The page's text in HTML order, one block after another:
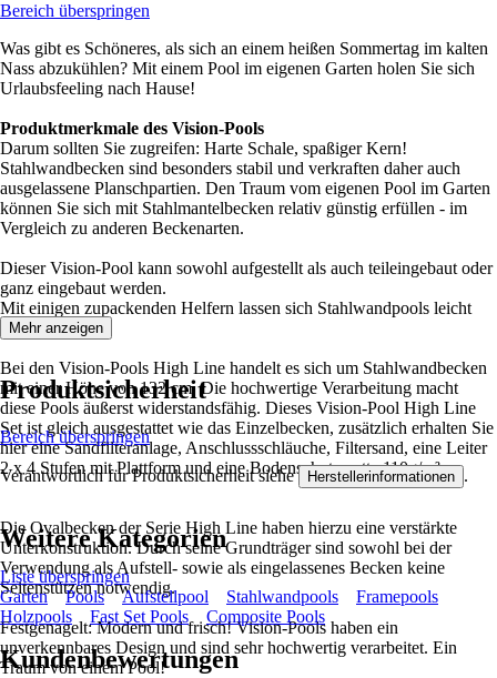
Bereich überspringen
Was gibt es Schöneres, als sich an einem heißen Sommertag im kalten
Nass abzukühlen? Mit einem Pool im eigenen Garten holen Sie sich
Urlaubsfeeling nach Hause!
Produktmerkmale des Vision-Pools
Darum sollten Sie zugreifen: Harte Schale, spaßiger Kern!
Stahlwandbecken sind besonders stabil und verkraften daher auch
ausgelassene Planschpartien. Den Traum vom eigenen Pool im Garten
können Sie sich mit Stahlmantelbecken relativ günstig erfüllen - im
Vergleich zu anderen Beckenarten.
Dieser Vision-Pool kann sowohl aufgestellt als auch teileingebaut oder
ganz eingebaut werden.
Mit einigen zupackenden Helfern lassen sich Stahlwandpools leicht
aufbauen.
Bei den Vision-Pools High Line handelt es sich um Stahlwandbecken
mit einer Höhe von 132 cm. Die hochwertige Verarbeitung macht
diese Pools äußerst widerstandsfähig. Dieses Vision-Pool High Line
Set ist gleich ausgestattet wie das Einzelbecken, zusätzlich erhalten Sie
hier eine Sandfilteranlage, Anschlussschläuche, Filtersand, eine Leiter
2 x 4 Stufen mit Plattform und eine Bodenschutzmatte 110g/m².
Die Ovalbecken der Serie High Line haben hierzu eine verstärkte
Unterkonstruktion. Durch seine Grundträger sind sowohl bei der
Verwendung als Aufstell- sowie als eingelassenes Becken keine
Seitenstützen notwendig.
Festgenagelt: Modern und frisch! Vision-Pools haben ein
unverkennbares Design und sind sehr hochwertig verarbeitet. Ein
Traum von einem Pool!
Mehr anzeigen
Produktsicherheit
Bereich überspringen
Verantwortlich für Produktsicherheit siehe Herstellerinformationen .
Weitere Kategorien
Liste überspringen
Garten
Pools Aufstellpool Stahlwandpools
Framepools
Holzpools
Fast Set Pools Composite Pools
Kundenbewertungen